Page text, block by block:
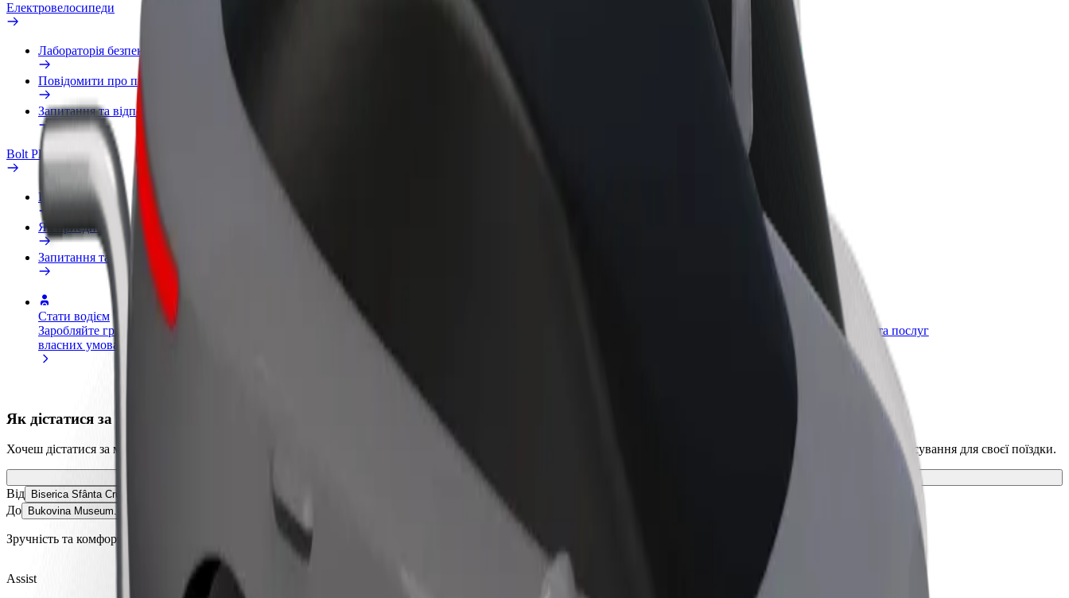
Електровелосипеди
Лабораторія безпеки
Повідомити про проблему
Запитання та відповіді
Bolt Plus
Переваги
Як приєднатися
Запитання та відповіді
Стати водієм
Заробляйте гроші на
власних умовах
Стати кур'єром
Доставляйте їжу та отримуйте
Додати ресторан чи
крамницю
Залучайте більше клієнтів та
збільшуйте виторг
Bolt for Business
Масштабування продуктів та послуг
Bolt для вашого бізнесу
Як дістатися за маршрутом Biserica Sfânta Cruce – Bukovina Museum. Ethnographic Department
Хочеш дістатися за маршрутом "Biserica Sfânta Cruce" – "Bukovina Museum. Ethnographic Department"? Ознайомся з нашими сервісами та знайди ідеальний спосіб пересування для своєї поїздки.
Завантажити застосунок
Від Biserica Sfânta Cruce
До Bukovina Museum. Ethnographic Department
Зручність та комфорт — всього у декілька кліків!
Assist